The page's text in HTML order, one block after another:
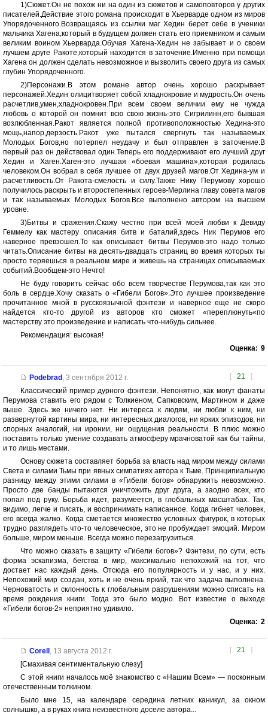
1)Сюжет.Он не похож ни на один из сюжетов и самоповторов у других
писателей.Действие этого романа происходит в Хьерварде одном из миров
Упорядоченного.Возвращаясь из ссылки маг Хедин берет себе в ученики
мальчика Хагена,который в будущем должен стать его приемником и самым
великим воином Хьерварда.Обучая Хагена-Хедин не забывает и о своем
лучшем друге Ракоте,который находится в заточение.Именно при помощи
Хагена он должен сделать невозможное и вызволить своего друга из самых
глубин Упорядоченного.
2)Персонажи.В этом романе автор очень хорошо раскрывает
персонажей.Хедин олицитворяет собой хладнокровие и мудрость.Он очень
расчетлив,умен,хладнокровен.При всем своем величии ему не чужда
любовь о которой он помнит всю свою жизнь-это Сигрилинн,его бывшая
возлюбленная.Ракот является полной противоположностью Хедина-это
мощь,напор,дерзость.Ракот уже пытался свергнуть так называемых
Молодых Богов,но потерпел неудачу и был отправлен в заточение.В
первый раз он действовал один.Теперь его поддерживают его лучший друг
Хедин и Хаген.Хаген-это лучшая «боевая машина»,которая родилась
человеком.Он вобрал в себя лучшее от двух друзей магов.От Хедина-ум и
расчетливость.От Ракота-смелость и силу.Также Нику Перумову хорошо
получилось раскрыть и второстепенных героев-Мерлина главу совета магов
и так называемых Молодых Богов.Все выполнено автором на высшем
уровне.
3)Битвы и сражения.Скажу честно при всей моей любви к Девиду
Геммелу как мастеру описания битв и баталий,здесь Ник Перумов его
наверное превзошел.То как описывает битвы Перумов-это надо только
читать.Описание битвы на десять-двадцать страниц во время которых ты
просто теряешься в реальном мире и живешь на страницах описываемых
событий.Вообщем-это Нечто!
Не буду говорить сейчас обо всем творчестве Перумова,так как это
боль в сердце.Хочу сказать о «Гибели Богов».Это лучшее произведение
прочитанное мной в русскоязычной фэнтези и наверное еще не скоро
найдется кто-то другой из авторов кто сможет «переплюнуть«по
мастерству это произведение и написать что-нибудь сильнее.
Рекомендация: высокая!
Оценка: 9
[ 21 ]
Podebrad , 3 сентября 2012 г.
Классический пример дурного фэнтези. Непонятно, как могут фанаты
Перумова ставить его рядом с Толкиеном, Сапковским, Мартином и даже
выше. Здесь же ничего нет. Ни интереса к людям, ни любви к ним, ни
развернутой картины мира, ни интересных диалогов, ни ярких эпизодов, ни
спорных аналогий, ни иронии, ни ощущения реальности. В плюс можно
поставить только умение создавать атмосферу мрачноватой как бы тайны,
и то лишь местами.
Основу сюжета составляет борьба за власть над миром между силами
Света и силами Тьмы при явных симпатиях автора к Тьме. Принципиальную
разницу между этими силами в «Гибели богов» обнаружить невозможно.
Просто две банды пытаются уничтожить друг друга, а заодно всех, кто
попал под руку. Борьба идет, разумеется, в глобальных масштабах. Так,
видимо, легче и писать, и воспринимать написанное. Когда гибнет человек,
его всегда жалко. Когда сметается множество условных фигурок, в которых
трудно разглядеть что-то человеческое, это не пробуждает эмоций. Миром
больше, миром меньше. Всегда можно перезагрузиться.
Что можно сказать в защиту «Гибели богов»? Фэнтези, по сути, есть
форма эскапизма, бегства в мир, максимально непохожий на тот, что
достает нас каждый день. Отсюда его популярность и у нас, и у них.
Непохожий мир создан, хоть и не очень яркий, так что задача выполнена.
Черноватость и склонность к глобальным разрушениям можно списать на
время рождения книги. Тогда это было модно. Вот известие о выходе
«Гибели богов-2» неприятно удивило.
Оценка: 2
[ 21 ]
Corell , 13 августа 2012 г.
[Смахивая сентиментальную слезу]
С этой книги началось моё знакомство с «Нашим Всем» — посконным
отечественным толкином.
Было мне 15, на календаре середина летних каникул, за окном
солнышко, а в руках книга неизвестного доселе автора...